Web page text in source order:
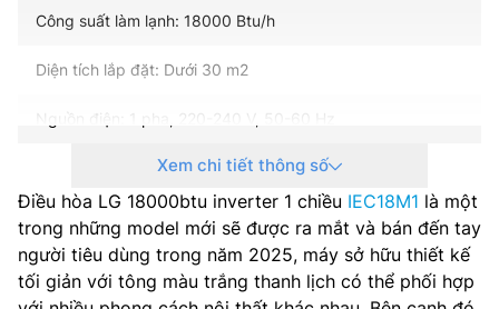
Công suất làm lạnh: 18000 Btu/h
Diện tích lắp đặt: Dưới 30 m2
Nguồn điện: 1 pha, 220-240 V, 50-60 Hz
Điện năng tiêu thụ (làm lạnh): 1760 / 250 W
Môi chất lạnh: R32
Xem chi tiết thông số
Điều hòa LG 18000btu inverter 1 chiều IEC18M1 là một
trong những model mới sẽ được ra mắt và bán đến tay
người tiêu dùng trong năm 2025, máy sở hữu thiết kế
tối giản với tông màu trắng thanh lịch có thể phối hợp